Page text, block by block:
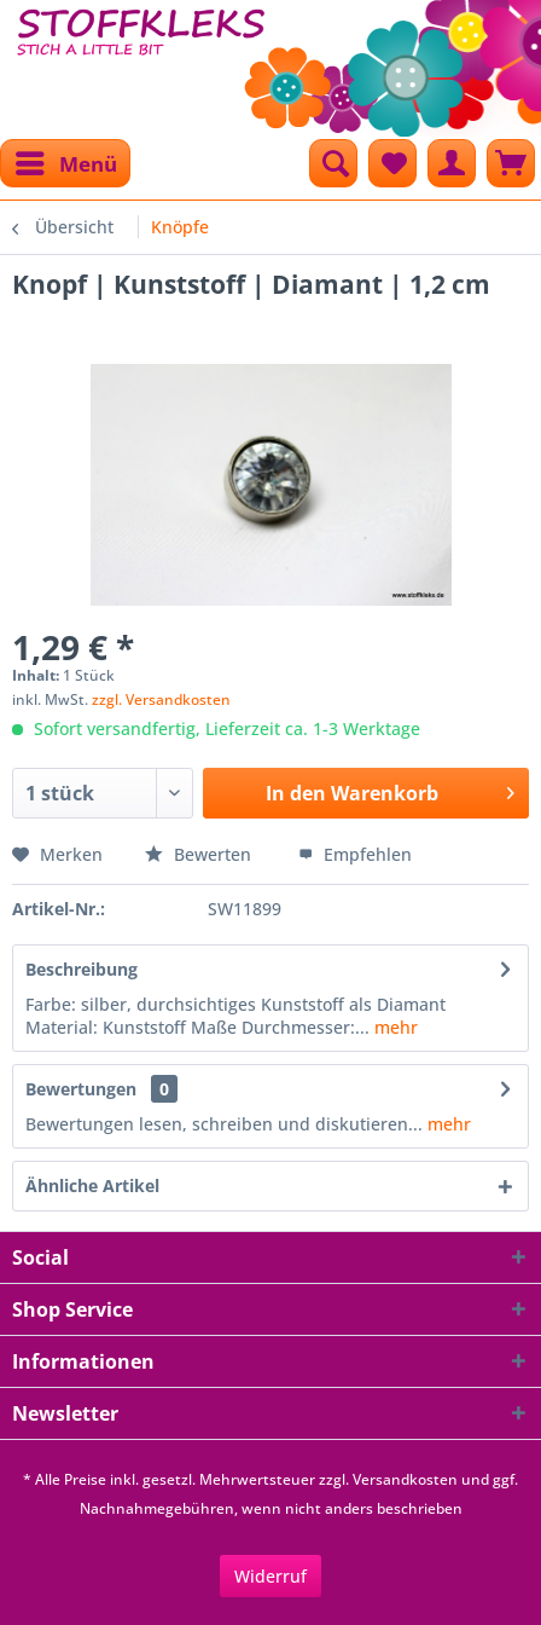
Menü
Übersicht Knöpfe
Knopf | Kunststoff | Diamant | 1,2 cm
1,29 € *
Inhalt: 1 Stück
inkl. MwSt.zzgl. Versandkosten
Sofort versandfertig, Lieferzeit ca. 1-3 Werktage
In den Warenkorb
Merken Bewerten Empfehlen
Artikel-Nr.: SW11899
Beschreibung
Farbe: silber, durchsichtiges Kunststoff als Diamant
Material: Kunststoff Maße Durchmesser:... mehr
Bewertungen
0
Bewertungen lesen, schreiben und diskutieren... mehr
Ähnliche Artikel
Social
Shop Service
Informationen
Newsletter
* Alle Preise inkl. gesetzl. Mehrwertsteuer zzgl.Versandkosten und ggf.
Nachnahmegebühren, wenn nicht anders beschrieben
Widerruf